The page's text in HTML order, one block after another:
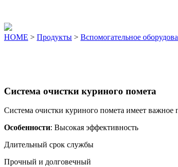
HOME > Продукты > Вспомогательное
Система очистки куриного помета
Система очистки куриного помета имеет важное
Особенности: Высокая эффективность
Длительный срок службы
Прочный и долговечный